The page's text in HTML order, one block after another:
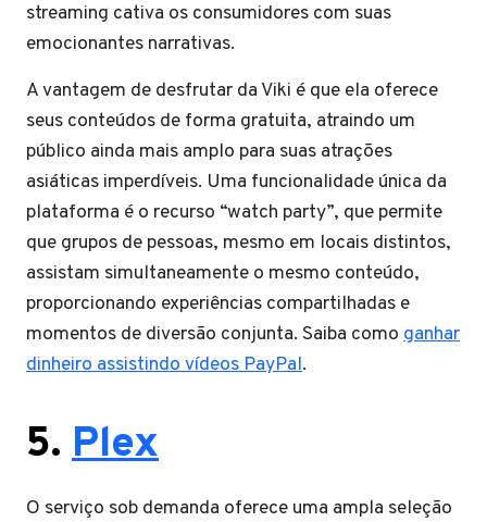
streaming cativa os consumidores com suas
emocionantes narrativas.
A vantagem de desfrutar da Viki é que ela oferece
seus conteúdos de forma gratuita, atraindo um
público ainda mais amplo para suas atrações
asiáticas imperdíveis. Uma funcionalidade única da
plataforma é o recurso “watch party”, que permite
que grupos de pessoas, mesmo em locais distintos,
assistam simultaneamente o mesmo conteúdo,
proporcionando experiências compartilhadas e
momentos de diversão conjunta. Saiba como ganhar
dinheiro assistindo vídeos PayPal.
5. Plex
O serviço sob demanda oferece uma ampla seleção